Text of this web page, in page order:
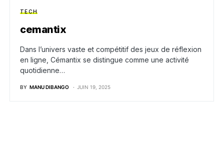
TECH
cemantix
Dans l’univers vaste et compétitif des jeux de réflexion
en ligne, Cémantix se distingue comme une activité
quotidienne…
BY MANU DIBANGO JUIN 19, 2025